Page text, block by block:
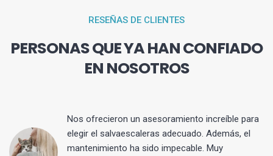
RESEÑAS DE CLIENTES
PERSONAS QUE YA HAN CONFIADO
EN NOSOTROS
Nos ofrecieron un asesoramiento increíble para
elegir el salvaescaleras adecuado. Además, el
mantenimiento ha sido impecable. Muy